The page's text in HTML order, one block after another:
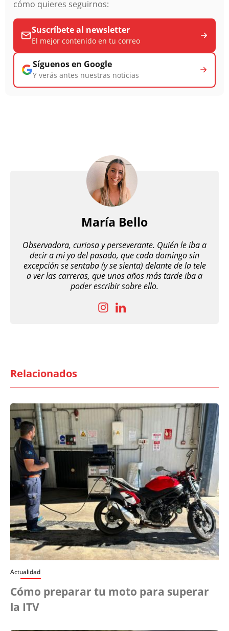
cómo quieres seguirnos:
Suscríbete al newsletter
El mejor contenido en tu correo
Síguenos en Google
Y verás antes nuestras noticias
María Bello
Observadora, curiosa y perseverante. Quién le iba a
decir a mi yo del pasado, que cada domingo sin
excepción se sentaba (y se sienta) delante de la tele
a ver las carreras, que unos años más tarde iba a
poder escribir sobre ello.
Relacionados
Actualidad
Cómo preparar tu moto para superar
la ITV